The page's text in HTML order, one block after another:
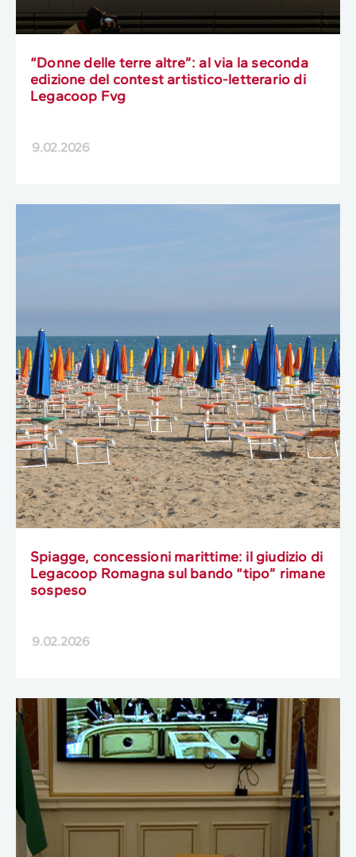
“Donne delle terre altre”: al via la seconda
edizione del contest artistico-letterario di
Legacoop Fvg
9.02.2026
Spiagge, concessioni marittime: il giudizio di
Legacoop Romagna sul bando “tipo” rimane
sospeso
9.02.2026